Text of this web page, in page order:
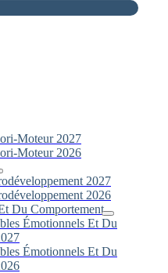
Moteur 2027
Moteur 2026
2027
2026
Du Comportement
Émotionnels Et Du
Émotionnels Et Du